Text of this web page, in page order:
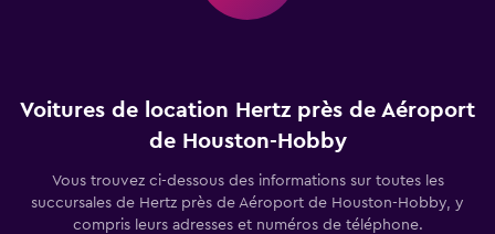
Voitures de location Hertz près de Aéroport
de Houston-Hobby
Vous trouvez ci-dessous des informations sur toutes les
succursales de Hertz près de Aéroport de Houston-Hobby, y
compris leurs adresses et numéros de téléphone.